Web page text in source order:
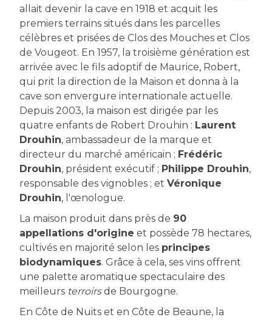
allait devenir la cave en 1918 et acquit les
premiers terrains situés dans les parcelles
célèbres et prisées de Clos des Mouches et Clos
de Vougeot. En 1957, la troisième génération est
arrivée avec le fils adoptif de Maurice, Robert,
qui prit la direction de la Maison et donna à la
cave son envergure internationale actuelle.
Depuis 2003, la maison est dirigée par les
quatre enfants de Robert Drouhin : Laurent
Drouhin, ambassadeur de la marque et
directeur du marché américain ; Frédéric
Drouhin, président exécutif ; Philippe Drouhin,
responsable des vignobles ; et Véronique
Drouhin, l'œnologue.
La maison produit dans près de 90
appellations d'origine et possède 78 hectares,
cultivés en majorité selon les principes
biodynamiques. Grâce à cela, ses vins offrent
une palette aromatique spectaculaire des
meilleurs terroirsde Bourgogne.
En Côte de Nuits et en Côte de Beaune, la